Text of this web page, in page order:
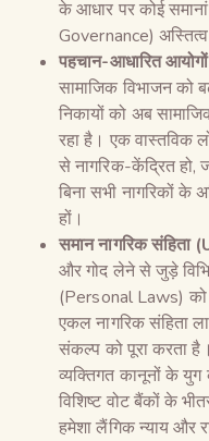
के आधार पर कोई
Governance)
पहचान-आधारित
सामाजिक विभाजन
निकायों को अब
रहा है। एक वास्तविक
से नागरिक-केंद्रित हो,
बिना सभी नागरिकों के
हों।
समान नागरिक संहिता (
और गोद लेने से जुड़े
(Personal Laws) को
एकल नागरिक संहिता
संकल्प को पूरा करता
व्यक्तिगत कानूनों के युग
विशिष्ट वोट बैंकों के
हमेशा लैंगिक न्याय और